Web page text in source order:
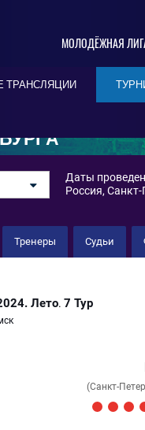
МОЛОДЁЖНАЯ
ТРАНСЛЯЦИИ
Даты
Россия, Санкт-
Тренеры Судьи
Лето. 7 Тур
(Санкт-